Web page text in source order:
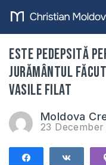
Este pedepsită
jurământul făcut
Vasile Filat
Moldova
23 December